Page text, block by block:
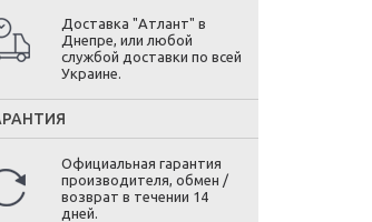
Доставка "Атлант" в
Днепре, или любой
службой доставки по всей
Украине.
Официальная гарантия
производителя, обмен /
возврат в течении 14
дней.